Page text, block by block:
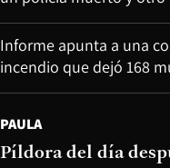
Informe apunta a una
incendio que dejó 168
PAULA
Píldora del día